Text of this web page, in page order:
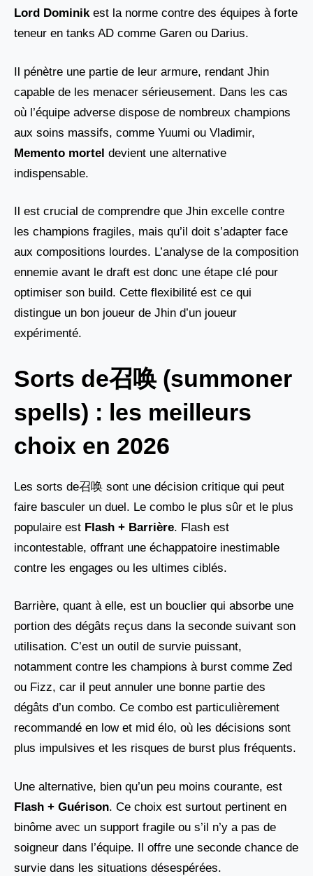
Lord Dominikest la norme contre des équipes à forte
teneur en tanks AD comme Garen ou Darius.
Il pénètre une partie de leur armure, rendant Jhin
capable de les menacer sérieusement. Dans les cas
où l’équipe adverse dispose de nombreux champions
aux soins massifs, comme Yuumi ou Vladimir,
Memento mortel devient une alternative
indispensable.
Il est crucial de comprendre que Jhin excelle contre
les champions fragiles, mais qu’il doit s’adapter face
aux compositions lourdes. L’analyse de la composition
ennemie avant le draft est donc une étape clé pour
optimiser son build. Cette flexibilité est ce qui
distingue un bon joueur de Jhin d’un joueur
expérimenté.
Sorts de召唤 (summoner
spells) : les meilleurs
choix en 2026
Les sorts de召唤 sont une décision critique qui peut
faire basculer un duel. Le combo le plus sûr et le plus
populaire est Flash + Barrière. Flash est
incontestable, offrant une échappatoire inestimable
contre les engages ou les ultimes ciblés.
Barrière, quant à elle, est un bouclier qui absorbe une
portion des dégâts reçus dans la seconde suivant son
utilisation. C’est un outil de survie puissant,
notamment contre les champions à burst comme Zed
ou Fizz, car il peut annuler une bonne partie des
dégâts d’un combo. Ce combo est particulièrement
recommandé en low et mid élo, où les décisions sont
plus impulsives et les risques de burst plus fréquents.
Une alternative, bien qu’un peu moins courante, est
Flash + Guérison. Ce choix est surtout pertinent en
binôme avec un support fragile ou s’il n’y a pas de
soigneur dans l’équipe. Il offre une seconde chance de
survie dans les situations désespérées.